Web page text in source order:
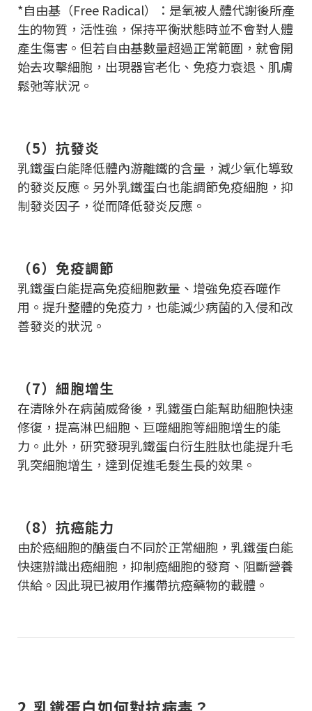
*自由基（Free Radical）：是氧被人體代謝後所產
生的物質，活性強，保持平衡狀態時並不會對人體
產生傷害。但若自由基數量超過正常範圍，就會開
始去攻擊細胞，出現器官老化、免疫力衰退、肌膚
鬆弛等狀況。
（5）抗發炎
乳鐵蛋白能降低體內游離鐵的含量，減少氧化導致
的發炎反應。另外乳鐵蛋白也能調節免疫細胞，抑
制發炎因子，從而降低發炎反應。
（6）免疫調節
乳鐵蛋白能提高免疫細胞數量、增強免疫吞噬作
用。提升整體的免疫力，也能減少病菌的入侵和改
善發炎的狀況。
（7）細胞增生
在清除外在病菌威脅後，乳鐵蛋白能幫助細胞快速
修復，提高淋巴細胞、巨噬細胞等細胞增生的能
力。此外，研究發現乳鐵蛋白衍生胜肽也能提升毛
乳突細胞增生，達到促進毛髮生長的效果。
（8）抗癌能力
由於癌細胞的醣蛋白不同於正常細胞，乳鐵蛋白能
快速辦識出癌細胞，抑制癌細胞的發育、阻斷營養
供給。因此現已被用作攜帶抗癌藥物的載體。